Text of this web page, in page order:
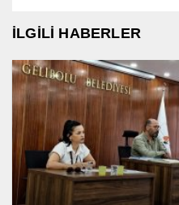
İLGİLİ HABERLER